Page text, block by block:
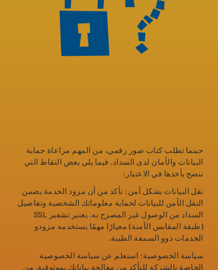
حينما تطلب كتاب صور رقمي، من المهم مراعاة حماية
البيانات والأمان لدى السداد. فيما يلي بعض النقاط التي
ننصح بأخذها في الاعتبار:
نقل البيانات بشكل آمن: تأكد من أن مزود الخدمة يضمن
النقل الآمن للبيانات لحماية معلوماتك الشخصية وتفاصيل
السداد من الوصول غير المصرح به. يعتبر تشفير SSL
(طبقة المقابس الآمنة) معيارًا مهمًا يستخدمه مزودو
الخدمات ذوو السمعة الطيبة.
سياسة الخصوصية: استعلم عن سياسة الخصوصية
الخاصة بالشركة للتأكد من معالجة بياناتك بموثوقية. من